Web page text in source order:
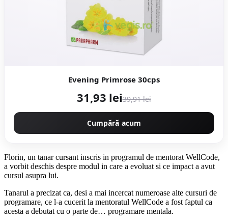
Evening Primrose 30cps
31,93 lei39,91 lei
Cumpără acum
Florin, un tanar cursant inscris in programul de mentorat WellCode,
a vorbit deschis despre modul in care a evoluat si ce impact a avut
cursul asupra lui.
Tanarul a precizat ca, desi a mai incercat numeroase alte cursuri de
programare, ce l-a cucerit la mentoratul WellCode a fost faptul ca
acesta a debutat cu o parte de… programare mentala.